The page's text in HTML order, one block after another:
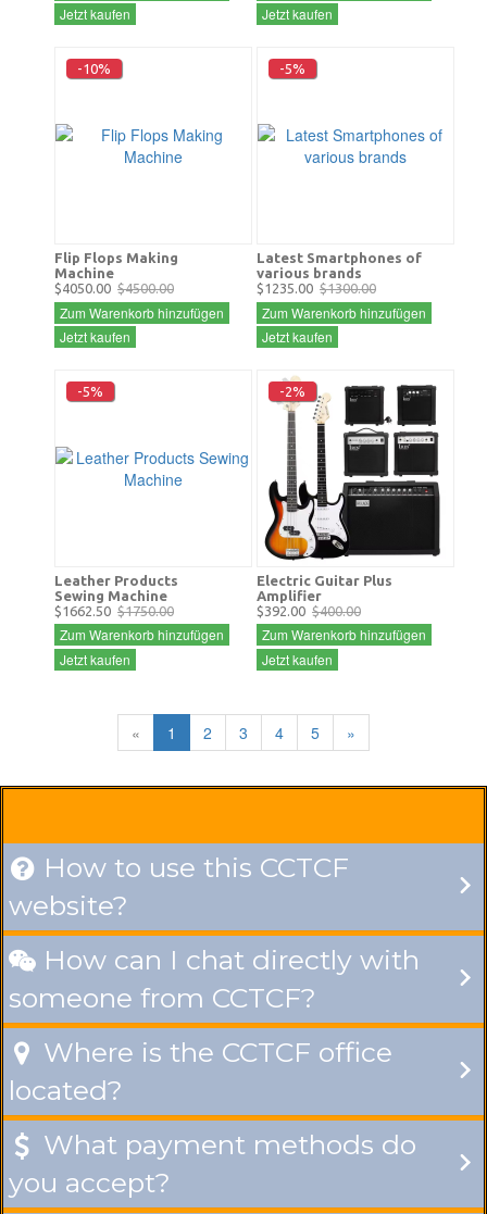
Jetzt kaufen
Jetzt kaufen
-10%
Flip Flops Making
Machine
$4050.00 $4500.00
Zum Warenkorb hinzufügen
Jetzt kaufen
-5%
Latest Smartphones of
various brands
$1235.00 $1300.00
Zum Warenkorb hinzufügen
Jetzt kaufen
-5%
Leather Products
Sewing Machine
$1662.50 $1750.00
Zum Warenkorb hinzufügen
Jetzt kaufen
-2%
Electric Guitar Plus
Amplifier
$392.00 $400.00
Zum Warenkorb hinzufügen
Jetzt kaufen
« 1 2 3 4 5 »
 How to use this CCTCF
website?
 How can I chat directly with
someone from CCTCF?
 Where is the CCTCF office
located?
 What payment methods do
you accept?